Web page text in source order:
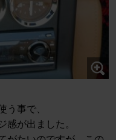
う事で、
感が出ました。